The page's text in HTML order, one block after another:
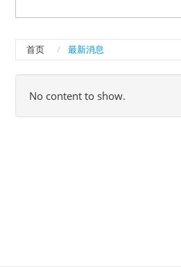
首页 最新消息
No content to show.